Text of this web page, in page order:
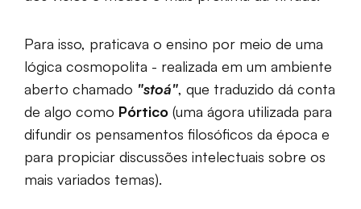
Para isso, praticava o ensino por meio de uma
lógica cosmopolita - realizada em um ambiente
aberto chamado "stoá", que traduzido dá conta
de algo como Pórtico (uma ágora utilizada para
difundir os pensamentos filosóficos da época e
para propiciar discussões intelectuais sobre os
mais variados temas).